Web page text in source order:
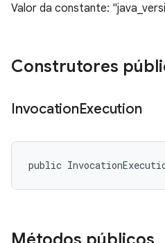
Valor da constante:
Construtores
InvocationExecution
public